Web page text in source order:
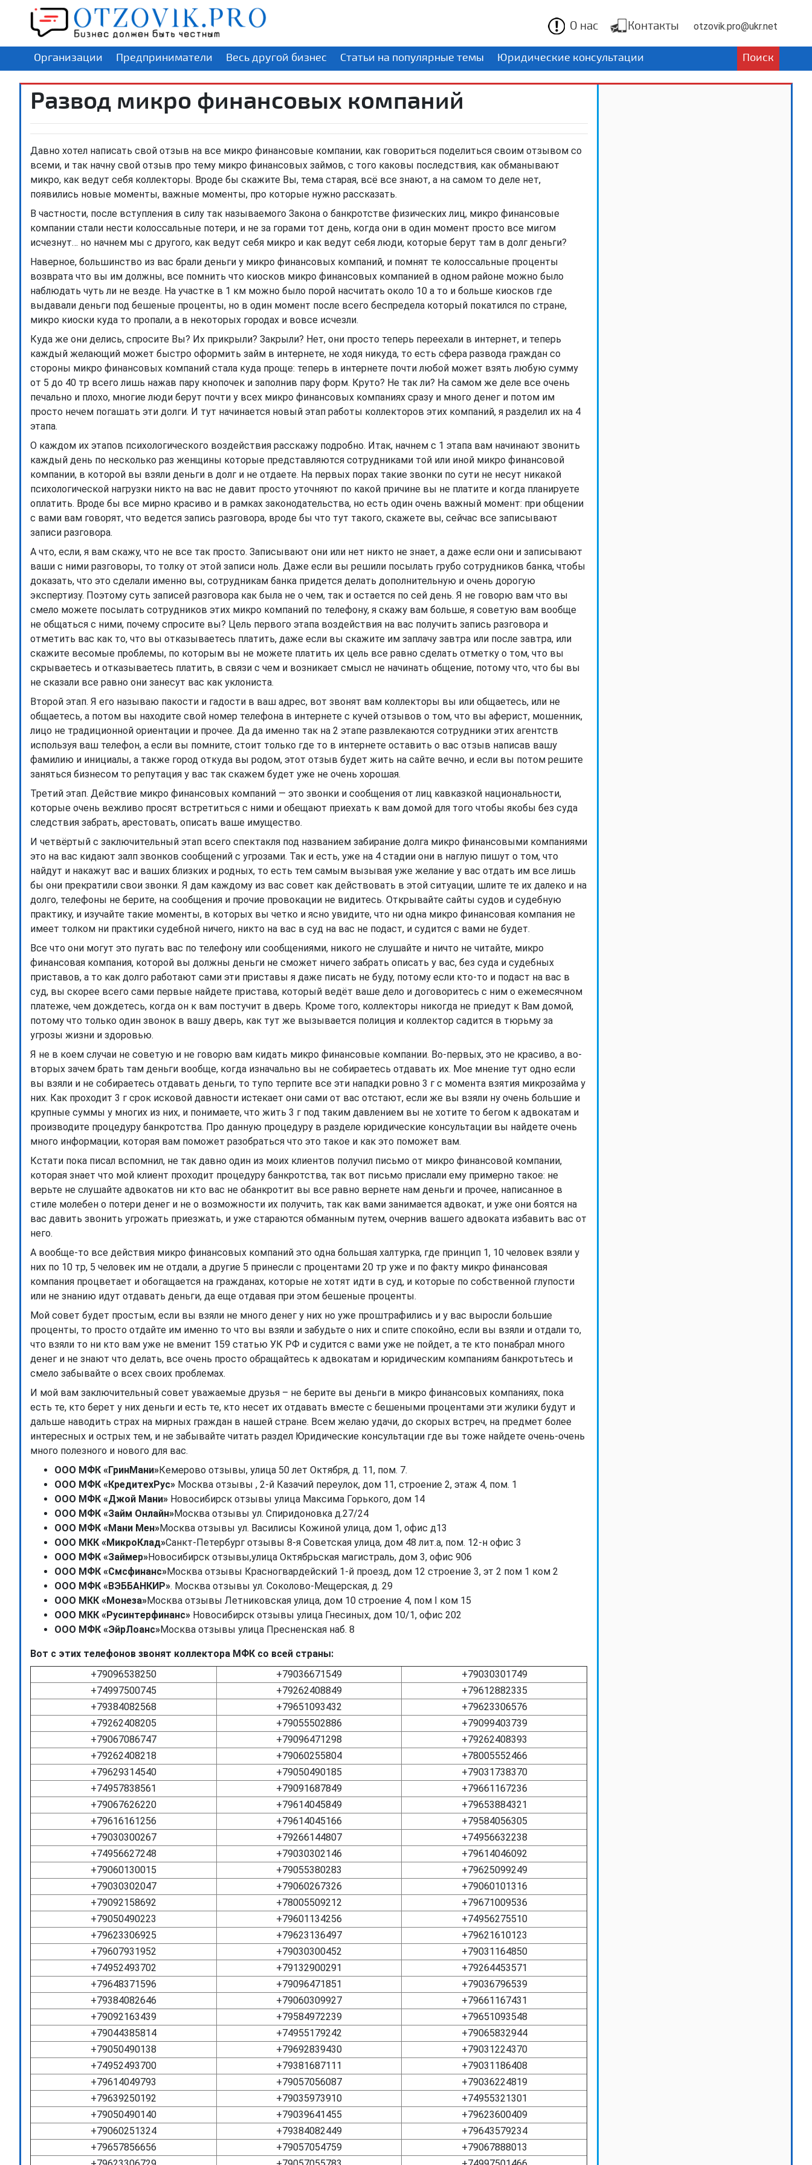
О нас Контакты otzovik.pro@ukr.net
Организации Предприниматели Весь другой бизнес Статьи на популярные темы Юридические консультации Поиск
Развод микро финансовых компаний
Давно хотел написать свой отзыв на все микро финансовые компании, как говориться поделиться своим отзывом со
всеми, и так начну свой отзыв про тему микро финансовых займов, с того каковы последствия, как обманывают
микро, как ведут себя коллекторы. Вроде бы скажите Вы, тема старая, всё все знают, а на самом то деле нет,
появились новые моменты, важные моменты, про которые нужно рассказать.
В частности, после вступления в силу так называемого Закона о банкротстве физических лиц, микро финансовые
компании стали нести колоссальные потери, и не за горами тот день, когда они в один момент просто все мигом
исчезнут… но начнем мы с другого, как ведут себя микро и как ведут себя люди, которые берут там в долг деньги?
Наверное, большинство из вас брали деньги у микро финансовых компаний, и помнят те колоссальные проценты
возврата что вы им должны, все помнить что киосков микро финансовых компанией в одном районе можно было
наблюдать чуть ли не везде. На участке в 1 км можно было порой насчитать около 10 а то и больше киосков где
выдавали деньги под бешеные проценты, но в один момент после всего беспредела который покатился по стране,
микро киоски куда то пропали, а в некоторых городах и вовсе исчезли.
Куда же они делись, спросите Вы? Их прикрыли? Закрыли? Нет, они просто теперь переехали в интернет, и теперь
каждый желающий может быстро оформить займ в интернете, не ходя никуда, то есть сфера развода граждан со
стороны микро финансовых компаний стала куда проще: теперь в интернете почти любой может взять любую сумму
от 5 до 40 тр всего лишь нажав пару кнопочек и заполнив пару форм. Круто? Не так ли? На самом же деле все очень
печально и плохо, многие люди берут почти у всех микро финансовых компаниях сразу и много денег и потом им
просто нечем погашать эти долги. И тут начинается новый этап работы коллекторов этих компаний, я разделил их на 4
этапа.
О каждом их этапов психологического воздействия расскажу подробно. Итак, начнем с 1 этапа вам начинают звонить
каждый день по несколько раз женщины которые представляются сотрудниками той или иной микро финансовой
компании, в которой вы взяли деньги в долг и не отдаете. На первых порах такие звонки по сути не несут никакой
психологической нагрузки никто на вас не давит просто уточняют по какой причине вы не платите и когда планируете
оплатить. Вроде бы все мирно красиво и в рамках законодательства, но есть один очень важный момент: при общении
с вами вам говорят, что ведется запись разговора, вроде бы что тут такого, скажете вы, сейчас все записывают
записи разговора.
А что, если, я вам скажу, что не все так просто. Записывают они или нет никто не знает, а даже если они и записывают
ваши с ними разговоры, то толку от этой записи ноль. Даже если вы решили посылать грубо сотрудников банка, чтобы
доказать, что это сделали именно вы, сотрудникам банка придется делать дополнительную и очень дорогую
экспертизу. Поэтому суть записей разговора как была не о чем, так и остается по сей день. Я не говорю вам что вы
смело можете посылать сотрудников этих микро компаний по телефону, я скажу вам больше, я советую вам вообще
не общаться с ними, почему спросите вы? Цель первого этапа воздействия на вас получить запись разговора и
отметить вас как то, что вы отказываетесь платить, даже если вы скажите им заплачу завтра или после завтра, или
скажите весомые проблемы, по которым вы не можете платить их цель все равно сделать отметку о том, что вы
скрываетесь и отказываетесь платить, в связи с чем и возникает смысл не начинать общение, потому что, что бы вы
не сказали все равно они занесут вас как уклониста.
Второй этап. Я его называю пакости и гадости в ваш адрес, вот звонят вам коллекторы вы или общаетесь, или не
общаетесь, а потом вы находите свой номер телефона в интернете с кучей отзывов о том, что вы аферист, мошенник,
лицо не традиционной ориентации и прочее. Да да именно так на 2 этапе развлекаются сотрудники этих агентств
используя ваш телефон, а если вы помните, стоит только где то в интернете оставить о вас отзыв написав вашу
фамилию и инициалы, а также город откуда вы родом, этот отзыв будет жить на сайте вечно, и если вы потом решите
заняться бизнесом то репутация у вас так скажем будет уже не очень хорошая.
Третий этап. Действие микро финансовых компаний — это звонки и сообщения от лиц кавказкой национальности,
которые очень вежливо просят встретиться с ними и обещают приехать к вам домой для того чтобы якобы без суда
следствия забрать, арестовать, описать ваше имущество.
И четвёртый с заключительный этап всего спектакля под названием забирание долга микро финансовыми компаниями
это на вас кидают залп звонков сообщений с угрозами. Так и есть, уже на 4 стадии они в наглую пишут о том, что
найдут и накажут вас и ваших близких и родных, то есть тем самым вызывая уже желание у вас отдать им все лишь
бы они прекратили свои звонки. Я дам каждому из вас совет как действовать в этой ситуации, шлите те их далеко и на
долго, телефоны не берите, на сообщения и прочие провокации не видитесь. Открывайте сайты судов и судебную
практику, и изучайте такие моменты, в которых вы четко и ясно увидите, что ни одна микро финансовая компания не
имеет толком ни практики судебной ничего, никто на вас в суд на вас не подаст, и судится с вами не будет.
Все что они могут это пугать вас по телефону или сообщениями, никого не слушайте и ничто не читайте, микро
финансовая компания, которой вы должны деньги не сможет ничего забрать описать у вас, без суда и судебных
приставов, а то как долго работают сами эти приставы я даже писать не буду, потому если кто-то и подаст на вас в
суд, вы скорее всего сами первые найдете пристава, который ведёт ваше дело и договоритесь с ним о ежемесячном
платеже, чем дождетесь, когда он к вам постучит в дверь. Кроме того, коллекторы никогда не приедут к Вам домой,
потому что только один звонок в вашу дверь, как тут же вызывается полиция и коллектор садится в тюрьму за
угрозы жизни и здоровью.
Я не в коем случаи не советую и не говорю вам кидать микро финансовые компании. Во-первых, это не красиво, а во-
вторых зачем брать там деньги вообще, когда изначально вы не собираетесь отдавать их. Мое мнение тут одно если
вы взяли и не собираетесь отдавать деньги, то тупо терпите все эти нападки ровно 3 г с момента взятия микрозайма у
них. Как проходит 3 г срок исковой давности истекает они сами от вас отстают, если же вы взяли ну очень большие и
крупные суммы у многих из них, и понимаете, что жить 3 г под таким давлением вы не хотите то бегом к адвокатам и
производите процедуру банкротства. Про данную процедуру в разделе юридические консультации вы найдете очень
много информации, которая вам поможет разобраться что это такое и как это поможет вам.
Кстати пока писал вспомнил, не так давно один из моих клиентов получил письмо от микро финансовой компании,
которая знает что мой клиент проходит процедуру банкротства, так вот письмо прислали ему примерно такое: не
верьте не слушайте адвокатов ни кто вас не обанкротит вы все равно вернете нам деньги и прочее, написанное в
стиле молебен о потери денег и не о возможности их получить, так как вами занимается адвокат, и уже они боятся на
вас давить звонить угрожать приезжать, и уже стараются обманным путем, очернив вашего адвоката избавить вас от
него.
А вообще-то все действия микро финансовых компаний это одна большая халтурка, где принцип 1, 10 человек взяли у
них по 10 тр, 5 человек им не отдали, а другие 5 принесли с процентами 20 тр уже и по факту микро финансовая
компания процветает и обогащается на гражданах, которые не хотят идти в суд, и которые по собственной глупости
или не знанию идут отдавать деньги, да еще отдавая при этом бешеные проценты.
Мой совет будет простым, если вы взяли не много денег у них но уже проштрафились и у вас выросли большие
проценты, то просто отдайте им именно то что вы взяли и забудьте о них и спите спокойно, если вы взяли и отдали то,
что взяли то ни кто вам уже не вменит 159 статью УК РФ и судится с вами уже не пойдет, а те кто понабрал много
денег и не знают что делать, все очень просто обращайтесь к адвокатам и юридическим компаниям банкротьтесь и
смело забывайте о всех своих проблемах.
И мой вам заключительный совет уважаемые друзья – не берите вы деньги в микро финансовых компаниях, пока
есть те, кто берет у них деньги и есть те, кто несет их отдавать вместе с бешеными процентами эти жулики будут и
дальше наводить страх на мирных граждан в нашей стране. Всем желаю удачи, до скорых встреч, на предмет более
интересных и острых тем, и не забывайте читать раздел Юридические консультации где вы тоже найдете очень-очень
много полезного и нового для вас.
ООО МФК «ГринМани»Кемерово отзывы, улица 50 лет Октября, д. 11, пом. 7.
ООО МФК «КредитехРус» Москва отзывы , 2-й Казачий переулок, дом 11, строение 2, этаж 4, пом. 1
ООО МФК «Джой Мани» Новосибирск отзывы улица Максима Горького, дом 14
ООО МФК «Займ Онлайн»Москва отзывы ул. Спиридоновка д.27/24
ООО МФК «Мани Мен»Москва отзывы ул. Василисы Кожиной улица, дом 1, офис д13
ООО МКК «МикроКлад»Санкт-Петербург отзывы 8-я Советская улица, дом 48 лит.а, пом. 12-н офис 3
ООО МФК «Займер»Новосибирск отзывы,улица Октябрьская магистраль, дом 3, офис 906
ООО МФК «Смсфинанс»Москва отзывы Красногвардейский 1-й проезд, дом 12 строение 3, эт 2 пом 1 ком 2
ООО МФК «ВЭББАНКИР». Москва отзывы ул. Соколово-Мещерская, д. 29
ООО МКК «Монеза»Москва отзывы Летниковская улица, дом 10 строение 4, пом I ком 15
ООО МКК «Русинтерфинанс» Новосибирск отзывы улица Гнесиных, дом 10/1, офис 202
ООО МФК «ЭйрЛоанс»Москва отзывы улица Пресненская наб. 8
Вот с этих телефонов звонят коллектора МФК со всей страны:
+79096538250
+79036671549
+79030301749
+74997500745
+79262408849
+79612882335
+79384082568
+79651093432
+79623306576
+79262408205
+79055502886
+79099403739
+79067086747
+79096471298
+79262408393
+79262408218
+79060255804
+78005552466
+79629314540
+79050490185
+79031738370
+74957838561
+79091687849
+79661167236
+79067626220
+79614045849
+79653884321
+79616161256
+79614045166
+79584056305
+79030300267
+79266144807
+74956632238
+74956627248
+79030302146
+79614046092
+79060130015
+79055380283
+79625099249
+79030302047
+79060267326
+79060101316
+79092158692
+78005509212
+79671009536
+79050490223
+79601134256
+74956275510
+79623306925
+79623136497
+79621610123
+79607931952
+79030300452
+79031164850
+74952493702
+79132900291
+79264453571
+79648371596
+79096471851
+79036796539
+79384082646
+79060309927
+79661167431
+79092163439
+79584972239
+79651093548
+79044385814
+74955179242
+79065832944
+79050490138
+79692839430
+79031224370
+74952493700
+79381687111
+79031186408
+79614049793
+79057056087
+79036224819
+79639250192
+79035973910
+74955321301
+79050490140
+79039641455
+79623600409
+79060251324
+79384082449
+79643579234
+79657856656
+79057054759
+79067888013